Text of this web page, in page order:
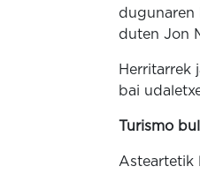
dugunaren
duten Jon
Herritarrek
bai
Turismo
Asteartetik